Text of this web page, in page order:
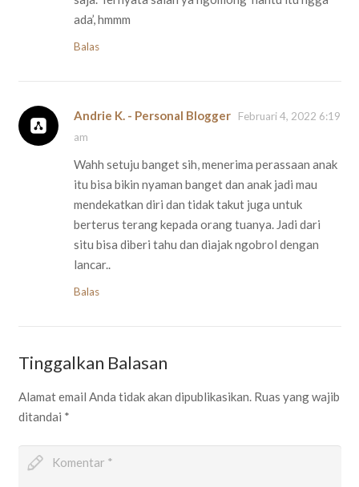
ada’, hmmm
Balas
Andrie K. - Personal Blogger
Februari 4, 2022 6:19
am
Wahh setuju banget sih, menerima perassaan anak
itu bisa bikin nyaman banget dan anak jadi mau
mendekatkan diri dan tidak takut juga untuk
berterus terang kepada orang tuanya. Jadi dari
situ bisa diberi tahu dan diajak ngobrol dengan
lancar..
Balas
Tinggalkan Balasan
Alamat email Anda tidak akan dipublikasikan. Ruas yang wajib
ditandai *